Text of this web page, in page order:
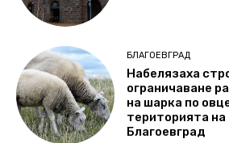
БЛАГОЕВГРАД
Набелязаха
ограничаване
на шарка по
територията на
Благоевград